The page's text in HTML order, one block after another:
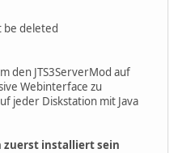
be deleted
den JTS3ServerMod auf
Webinterface zu
jeder Diskstation mit Java
zuerst installiert sein